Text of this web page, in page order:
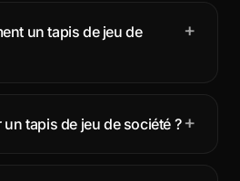
un tapis de jeu de
+
un tapis de jeu de société ? +